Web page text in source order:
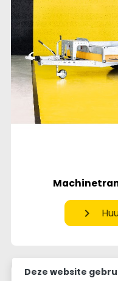
chevron_right
Deze website